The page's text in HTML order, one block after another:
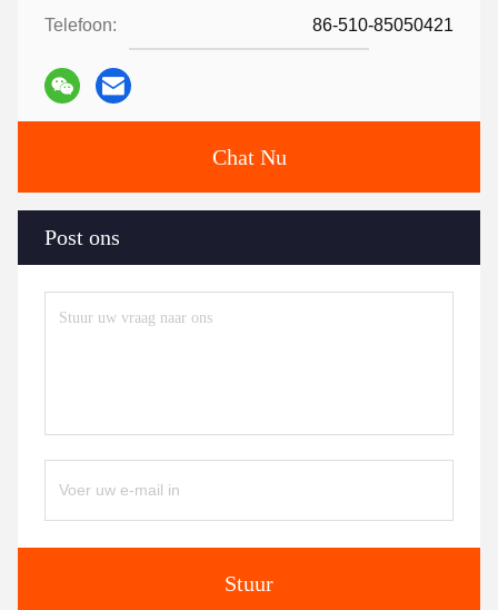
Telefoon: 86-510-85050421
Chat Nu
Post ons
Stuur